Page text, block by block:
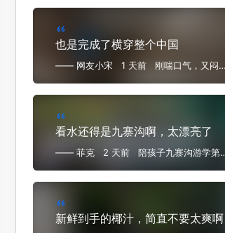
也是完成了横穿整个中国
—— 网友小宋 1 天前
看水还得是九寨沟啊，太漂亮了
—— 菲克 2 天前
新鲜到手的椰汁，简直不要太爽啊